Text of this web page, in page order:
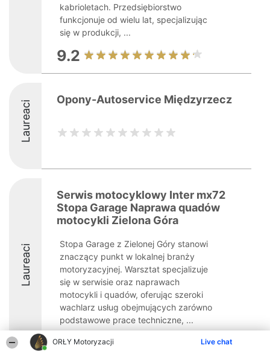
ORŁY Motoryzacji Live chat
kabrioletach. Przedsiębiorstwo
funkcjonuje od wielu lat, specjalizując
się w produkcji, ...
9.2
Laureaci Opony-Autoservice Międzyrzecz
Laureaci
Serwis motocyklowy Inter mx72
Stopa Garage Naprawa quadów
motocykli Zielona Góra
Stopa Garage z Zielonej Góry stanowi
znaczący punkt w lokalnej branży
motoryzacyjnej. Warsztat specjalizuje
się w serwisie oraz naprawach
motocykli i quadów, oferując szeroki
wachlarz usług obejmujących zarówno
podstawowe prace techniczne, ...
9.6